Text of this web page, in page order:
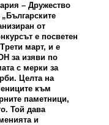
– Дружество
от
е посветен
март, и е
за изяви по
с мерки за
Целта на
към
паметници,
Той дава
и